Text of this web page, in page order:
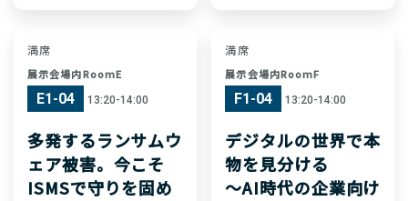
満席
展示会場内RoomE
E1-04 13:20-14:00
多発するランサムウ
ェア被害。今こそ
ISMSで守りを固め
満席
展示会場内RoomF
F1-04 13:20-14:00
デジタルの世界で本
物を見分ける
～AI時代の企業向け